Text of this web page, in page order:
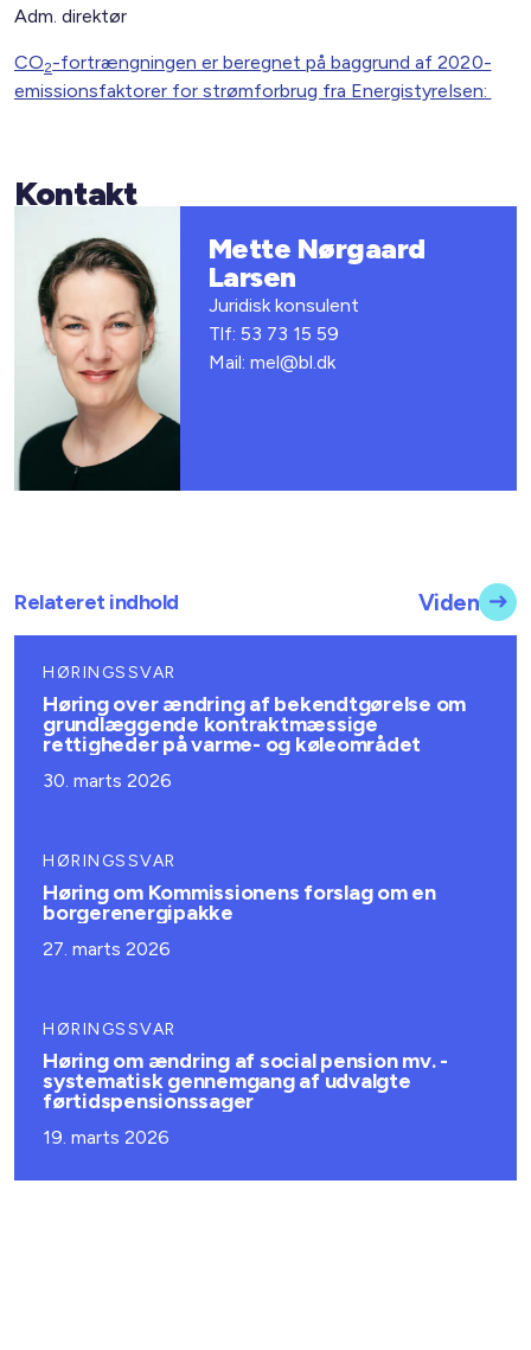
Adm. direktør
CO2-fortrængningen er beregnet på baggrund af 2020-
emissionsfaktorer for strømforbrug fra Energistyrelsen:
Kontakt
Mette Nørgaard
Larsen
Juridisk konsulent
Tlf: 53 73 15 59
Mail: mel@bl.dk
Relateret indhold Viden
HØRINGSSVAR
Høring over ændring af bekendtgørelse om
grundlæggende kontraktmæssige
rettigheder på varme- og køleområdet
30. marts 2026
HØRINGSSVAR
Høring om Kommissionens forslag om en
borgerenergipakke
27. marts 2026
HØRINGSSVAR
Høring om ændring af social pension mv. -
systematisk gennemgang af udvalgte
førtidspensionssager
19. marts 2026